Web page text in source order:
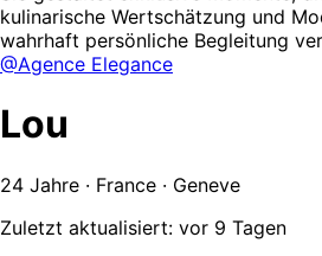
kulinarische Wertschätzung und
wahrhaft persönliche Begleitung
@Agence Elegance
Lou
24 Jahre · France · Geneve
Zuletzt aktualisiert: vor 9 Tagen